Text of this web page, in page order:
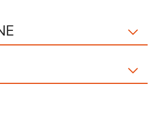
AQUA, OCTOCRYLENE,
PROPYLENE GLYCOL,